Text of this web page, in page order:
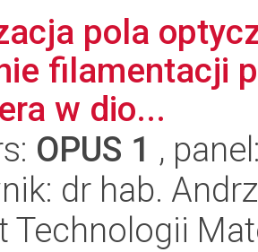
pola
filamentacji
w dio...
OPUS 1 ,
dr hab.
Technologii